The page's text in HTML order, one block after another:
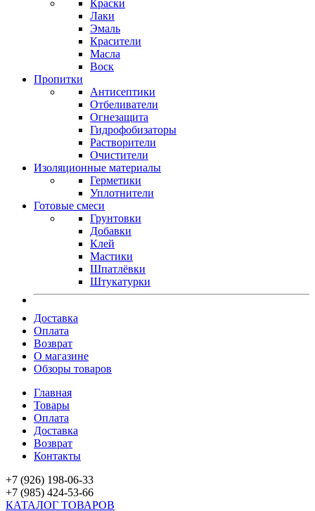
Краски
Лаки
Эмаль
Красители
Масла
Воск
Пропитки
Антисептики
Отбеливатели
Огнезащита
Гидрофобизаторы
Растворители
Очистители
Изоляционные материалы
Герметики
Уплотнители
Готовые смеси
Грунтовки
Добавки
Клей
Мастики
Шпатлёвки
Штукатурки
Доставка
Оплата
Возврат
О магазине
Обзоры товаров
Главная
Товары
Оплата
Доставка
Возврат
Контакты
+7 (926) 198-06-33
+7 (985) 424-53-66
КАТАЛОГ ТОВАРОВ